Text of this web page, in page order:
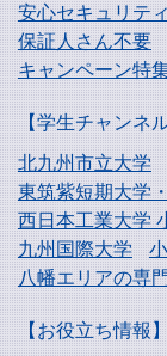
安心セキュリテ
保証人さん不要
キャンペーン特
【学生チャンネ
北九州市立大学
東筑紫短期大学
西日本工業大学
九州国際大学
八幡エリアの専
【お役立ち情報